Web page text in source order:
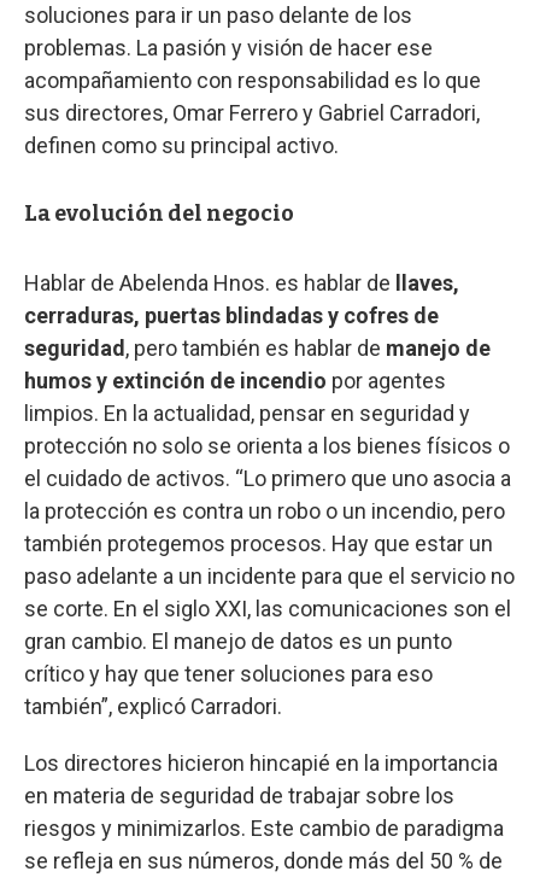
soluciones para ir un paso delante de los
problemas. La pasión y visión de hacer ese
acompañamiento con responsabilidad es lo que
sus directores, Omar Ferrero y Gabriel Carradori,
definen como su principal activo.
La evolución del negocio
Hablar de Abelenda Hnos. es hablar de llaves,
cerraduras, puertas blindadas y cofres de
seguridad, pero también es hablar de manejo de
humos y extinción de incendio por agentes
limpios. En la actualidad, pensar en seguridad y
protección no solo se orienta a los bienes físicos o
el cuidado de activos. “Lo primero que uno asocia a
la protección es contra un robo o un incendio, pero
también protegemos procesos. Hay que estar un
paso adelante a un incidente para que el servicio no
se corte. En el siglo XXI, las comunicaciones son el
gran cambio. El manejo de datos es un punto
crítico y hay que tener soluciones para eso
también”, explicó Carradori.
Los directores hicieron hincapié en la importancia
en materia de seguridad de trabajar sobre los
riesgos y minimizarlos. Este cambio de paradigma
se refleja en sus números, donde más del 50 % de